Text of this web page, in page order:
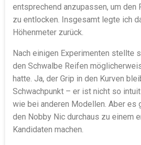
entsprechend anzupassen, um den
zu entlocken. Insgesamt legte ich
Höhenmeter zurück.
Nach einigen Experimenten stellte
den Schwalbe Reifen
hatte. Ja, der Grip in den Kurven
Schwachpunkt – er ist nicht so
wie bei anderen Modellen. Aber es
den Nobby Nic durchaus zu einem
Kandidaten machen.